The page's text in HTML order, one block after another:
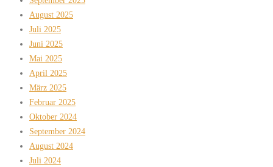
August 2025
Juli 2025
Juni 2025
Mai 2025
April 2025
März 2025
Februar 2025
Oktober 2024
September 2024
August 2024
Juli 2024